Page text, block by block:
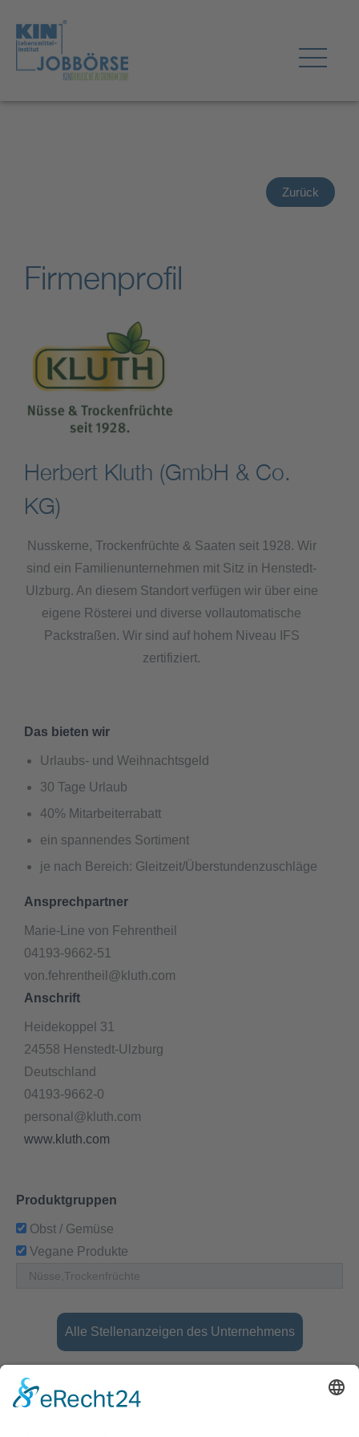
Zurück
Firmenprofil
Herbert Kluth (GmbH & Co.
KG)
Nusskerne, Trockenfrüchte & Saaten seit 1928. Wir
sind ein Familienunternehmen mit Sitz in Henstedt-
Ulzburg. An diesem Standort verfügen wir über eine
eigene Rösterei und diverse vollautomatische
Packstraßen. Wir sind auf hohem Niveau IFS
zertifiziert.
Das bieten wir
Urlaubs- und Weihnachtsgeld
30 Tage Urlaub
40% Mitarbeiterrabatt
ein spannendes Sortiment
je nach Bereich: Gleitzeit/Überstundenzuschläge
Ansprechpartner
Marie-Line von Fehrentheil
04193-9662-51
von.fehrentheil@kluth.com
Anschrift
Heidekoppel 31
24558 Henstedt-Ulzburg
Deutschland
04193-9662-0
personal@kluth.com
www.kluth.com
Produktgruppen
Obst / Gemüse
Vegane Produkte
Alle Stellenanzeigen des Unternehmens